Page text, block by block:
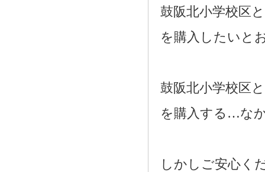
鼓阪北小学校区
を購入したいと
鼓阪北小学校区
を購入する…な
しかしご安心く